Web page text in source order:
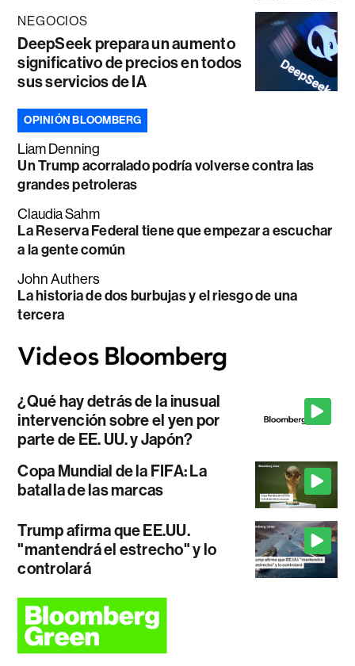
NEGOCIOS
DeepSeek prepara un aumento
significativo de precios en todos
sus servicios de IA
OPINIÓN BLOOMBERG
Liam Denning
Un Trump acorralado podría volverse contra las
grandes petroleras
Claudia Sahm
La Reserva Federal tiene que empezar a escuchar
a la gente común
John Authers
La historia de dos burbujas y el riesgo de una
tercera
¿Qué hay detrás de la inusual
intervención sobre el yen por
parte de EE. UU. y Japón?
Copa Mundial de la FIFA: La
batalla de las marcas
Trump afirma que EE.UU.
"mantendrá el estrecho" y lo
controlará